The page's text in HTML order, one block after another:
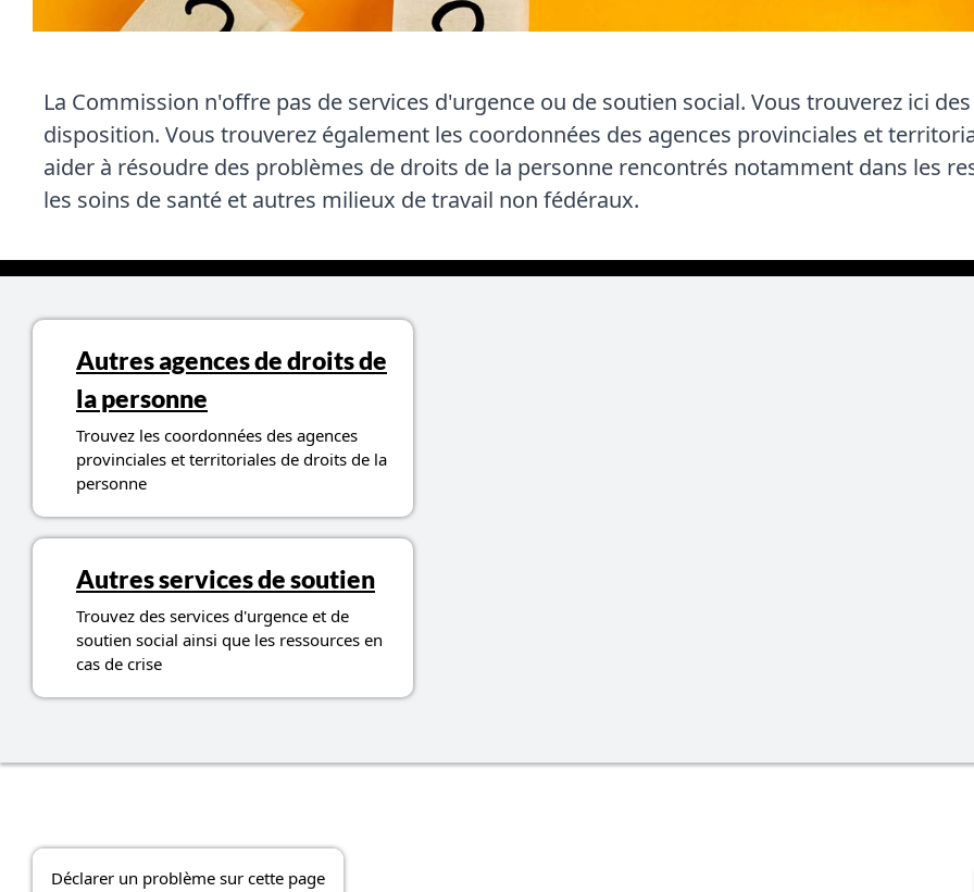
La Commission n'offre pas de services d'urgence ou de soutien social. Vous trouverez ici
disposition. Vous trouverez également les coordonnées des agences provinciales et
aider à résoudre des problèmes de droits de la personne rencontrés notamment dans les
les soins de santé et autres milieux de travail non fédéraux.
Autres agences de droits de
la personne
Trouvez les coordonnées des agences
provinciales et territoriales de droits de la
personne
Autres services de soutien
Trouvez des services d'urgence et de
soutien social ainsi que les ressources en
cas de crise
Déclarer un problème sur cette page